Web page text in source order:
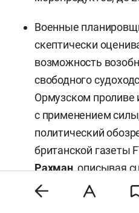
Военные
скептически
возможность
свободного
Ормузском проливе
с применением
политический
британской газеты
Рахман, описывая
решения острой